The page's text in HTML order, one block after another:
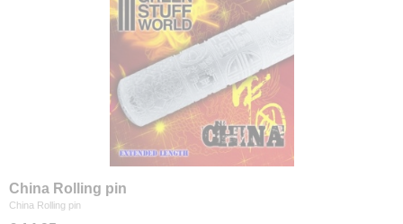
China Rolling pin
China Rolling pin